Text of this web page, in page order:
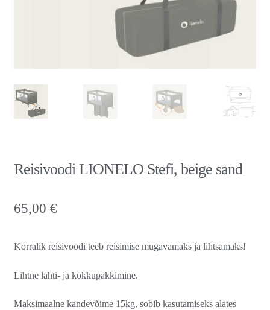
Reisivoodi LIONELO Stefi, beige sand
65,00 €
Korralik reisivoodi teeb reisimise mugavamaks ja lihtsamaks!
Lihtne lahti- ja kokkupakkimine.
Maksimaalne kandevõime 15kg, sobib kasutamiseks alates